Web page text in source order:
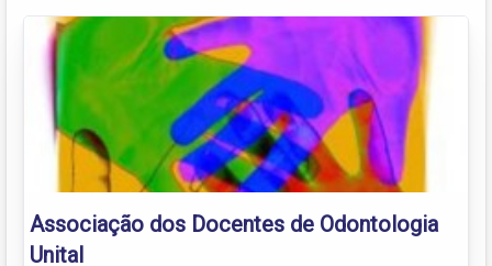
Associação dos Docentes de Odontologia
Unital